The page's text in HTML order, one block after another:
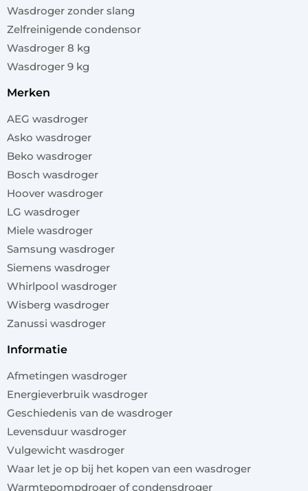
Wasdroger zonder slang
Zelfreinigende condensor
Wasdroger 8 kg
Wasdroger 9 kg
merken
AEG wasdroger
Asko wasdroger
Beko wasdroger
Bosch wasdroger
Hoover wasdroger
LG wasdroger
Miele wasdroger
Samsung wasdroger
Siemens wasdroger
Whirlpool wasdroger
Wisberg wasdroger
Zanussi wasdroger
informatie
Afmetingen wasdroger
Energieverbruik wasdroger
Geschiedenis van de wasdroger
Levensduur wasdroger
Vulgewicht wasdroger
Waar let je op bij het kopen van een wasdroger
Warmtepompdroger of condensdroger